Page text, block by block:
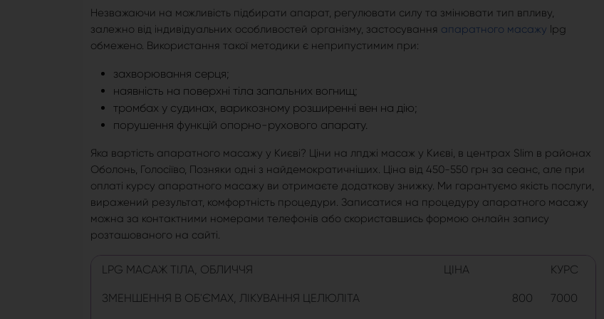
Незважаючи на можливість підбирати апарат, регулювати силу та змінювати тип впливу,
залежно від індивідуальних особливостей організму, застосування апаратного масажу lpg
обмежено. Використання такої методики є неприпустимим при:
захворювання серця;
наявність на поверхні тіла запальних вогнищ;
тромбах у судинах, варикозному розширенні вен на дію;
порушення функцій опорно-рухового апарату.
Яка вартість апаратного масажу у Києві? Ціни на лпджі масаж у Києві, в центрах Slim в районах
Оболонь, Голосіїво, Позняки одні з найдемократичніших. Ціна від 450-550 грн за сеанс, але при
оплаті курсу апаратного масажу ви отримаєте додаткову знижку. Ми гарантуємо якість послуги,
виражений результат, комфортність процедури. Записатися на процедуру апаратного масажу
можна за контактними номерами телефонів або скориставшись формою онлайн запису
розташованого на сайті.
LPG МАСАЖ ТІЛА, ОБЛИЧЧЯ ЦІНА КУРС
ЗМЕНШЕННЯ В ОБ'ЄМАХ, ЛІКУВАННЯ ЦЕЛЮЛІТА 800 7000